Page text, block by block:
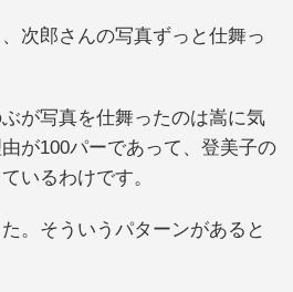
次郎さんの写真ずっと仕舞っ
が写真を仕舞ったのは嵩に気
が100パーであって、登美子の
いるわけです。
。そういうパターンがあると